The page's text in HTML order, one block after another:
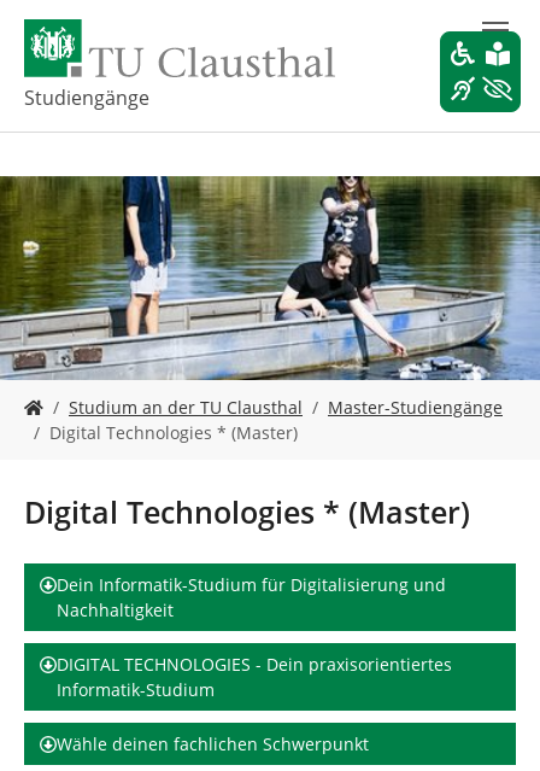
u
t
i
h
l
t
Studiengänge
i
n
h
r
Studium an der TU Clausthal
Master-Studiengänge
Digital Technologies * (Master)
Digital Technologies * (Master)
Dein Informatik-Studium für Digitalisierung und
Nachhaltigkeit
DIGITAL TECHNOLOGIES - Dein praxisorientiertes
Informatik-Studium
Wähle deinen fachlichen Schwerpunkt